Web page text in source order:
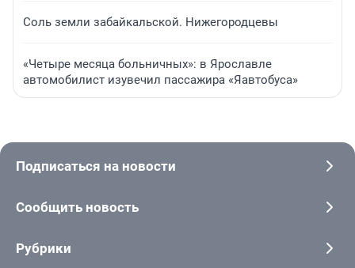
Соль земли забайкальской. Нижегородцевы
«Четыре месяца больничных»: в Ярославле
автомобилист изувечил пассажира «Яавтобуса»
Подписаться на новости
Сообщить новость
Рубрики